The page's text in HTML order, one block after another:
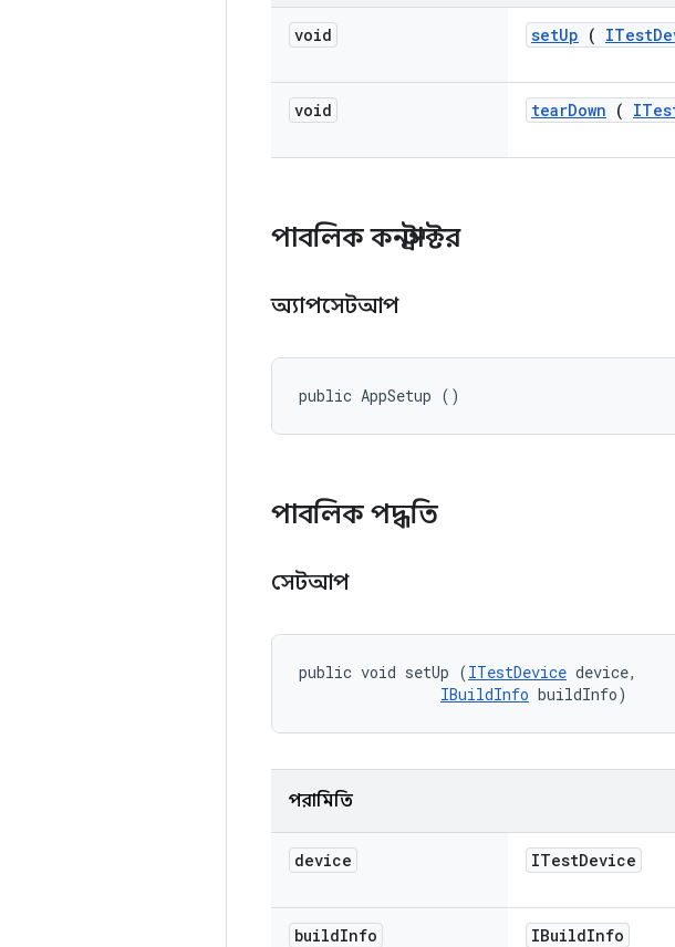
void setUp ( ITest
void tearDown (
পাবলিক কনস্ট্রাক্টর
অ্যাপসেটআপ
public AppSetup ()
পাবলিক পদ্ধতি
সেটআপ
public void setUp (ITestDevice device,
IBuildInfo buildInfo)
পরামিতি
device ITestDevice
buildInfo IBuildInfo